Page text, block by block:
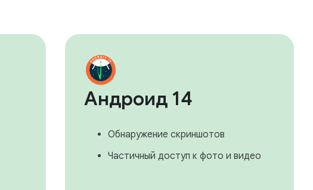
Андроид 14
Обнаружение скриншотов
Частичный доступ к фото и видео